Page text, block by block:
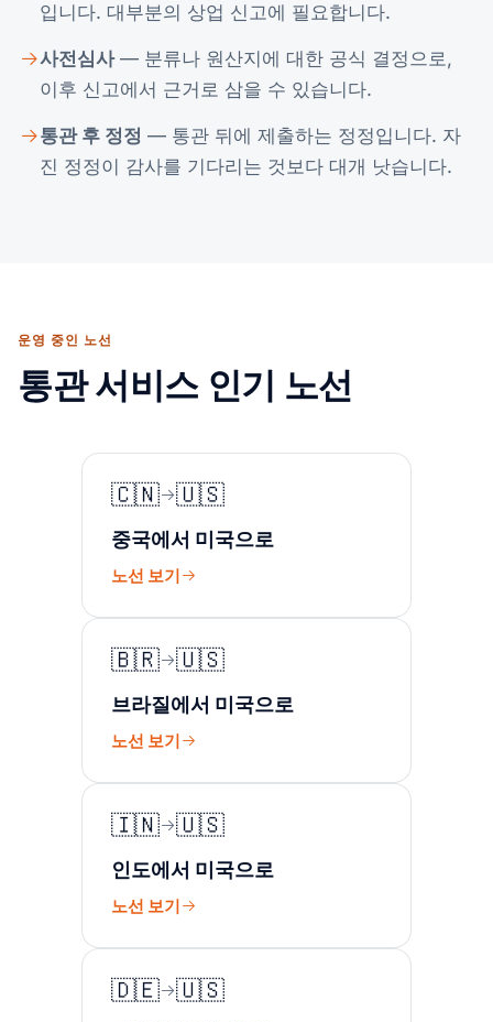
입니다. 대부분의 상업 신고에 필요합니다.
사전심사— 분류나 원산지에 대한 공식 결정으로,
이후 신고에서 근거로 삼을 수 있습니다.
통관 후 정정 — 통관 뒤에 제출하는 정정입니다. 자
진 정정이 감사를 기다리는 것보다 대개 낫습니다.
운영 중인 노선
통관 서비스 인기 노선
🇨🇳 🇺🇸
중국에서 미국으로
노선 보기
🇧🇷 🇺🇸
브라질에서 미국으로
노선 보기
🇮🇳 🇺🇸
인도에서 미국으로
노선 보기
🇩🇪 🇺🇸